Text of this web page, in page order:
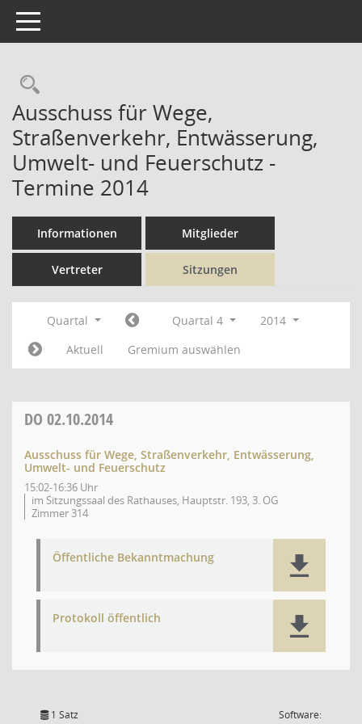
Toggle navigation
Rechercheauswahl
Ausschuss für Wege,
Straßenverkehr, Entwässerung,
Umwelt- und Feuerschutz -
Termine 2014
Informationen Mitglieder
Vertreter Sitzungen
Quartal Quartal 4
2014
Aktuell
Gremium auswählen
DO 02.10.2014
Ausschuss für Wege, Straßenverkehr, Entwässerung,
Umwelt- und Feuerschutz
15:02-16:36 Uhr
im Sitzungssaal des Rathauses, Hauptstr. 193, 3. OG
Zimmer 314
Öffentliche Bekanntmachung
Protokoll öffentlich
1 Satz
Software: